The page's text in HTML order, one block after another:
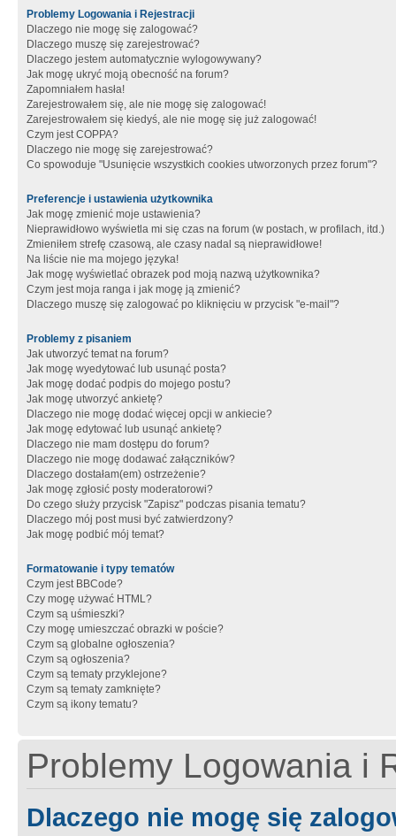
Problemy Logowania i Rejestracji
Dlaczego nie mogę się zalogować?
Dlaczego muszę się zarejestrować?
Dlaczego jestem automatycznie wylogowywany?
Jak mogę ukryć moją obecność na forum?
Zapomniałem hasła!
Zarejestrowałem się, ale nie mogę się zalogować!
Zarejestrowałem się kiedyś, ale nie mogę się już zalogować!
Czym jest COPPA?
Dlaczego nie mogę się zarejestrować?
Co spowoduje "Usunięcie wszystkich cookies utworzonych przez forum"?
Preferencje i ustawienia użytkownika
Jak mogę zmienić moje ustawienia?
Nieprawidłowo wyświetla mi się czas na forum (w postach, w profilach, itd.)
Zmieniłem strefę czasową, ale czasy nadal są nieprawidłowe!
Na liście nie ma mojego języka!
Jak mogę wyświetlać obrazek pod moją nazwą użytkownika?
Czym jest moja ranga i jak mogę ją zmienić?
Dlaczego muszę się zalogować po kliknięciu w przycisk "e-mail"?
Problemy z pisaniem
Jak utworzyć temat na forum?
Jak mogę wyedytować lub usunąć posta?
Jak mogę dodać podpis do mojego postu?
Jak mogę utworzyć ankietę?
Dlaczego nie mogę dodać więcej opcji w ankiecie?
Jak mogę edytować lub usunąć ankietę?
Dlaczego nie mam dostępu do forum?
Dlaczego nie mogę dodawać załączników?
Dlaczego dostałam(em) ostrzeżenie?
Jak mogę zgłosić posty moderatorowi?
Do czego służy przycisk "Zapisz" podczas pisania tematu?
Dlaczego mój post musi być zatwierdzony?
Jak mogę podbić mój temat?
Formatowanie i typy tematów
Czym jest BBCode?
Czy mogę używać HTML?
Czym są uśmieszki?
Czy mogę umieszczać obrazki w poście?
Czym są globalne ogłoszenia?
Czym są ogłoszenia?
Czym są tematy przyklejone?
Czym są tematy zamknięte?
Czym są ikony tematu?
Problemy Logowania i
Dlaczego nie mogę się